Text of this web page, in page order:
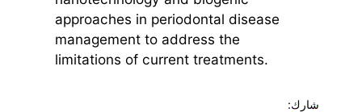
approaches in periodontal disease
management to address the
limitations of current treatments.
شارك: